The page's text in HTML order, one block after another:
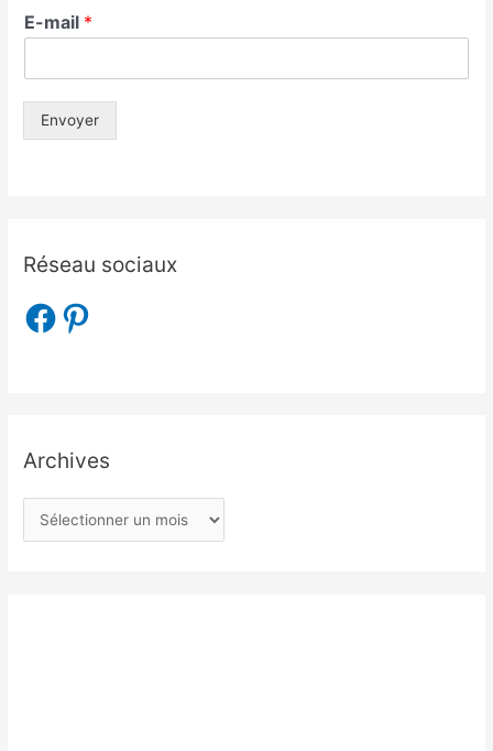
E-mail *
Envoyer
Réseau sociaux
Archives